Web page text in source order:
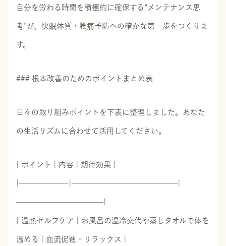
自分を労わる時間を積極的に確保する“メンテナンス思
考”が、快眠体質・腰痛予防への確かな第一歩をつくりま
す。
### 根本改善のためのポイントまとめ表
日々の取り組みポイントを下表に整理しました。あなた
の生活リズムに合わせて活用してください。
| ポイント | 内容 | 期待効果 |
|——————–|——————————————|
———————————–|
| 温熱セルフケア | お風呂の温冷交代や蒸しタオルで体を
温める | 血流促進・リラックス |